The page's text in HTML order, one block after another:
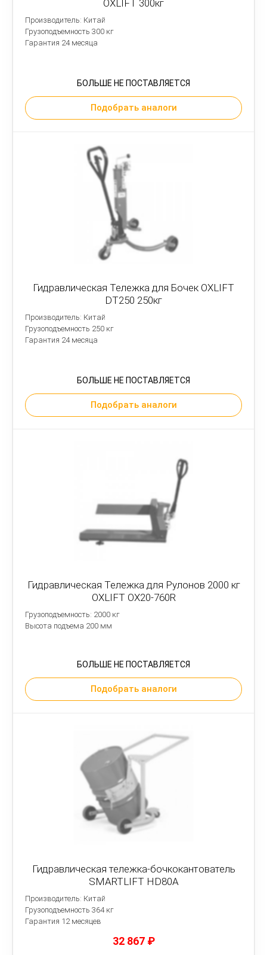
OXLIFT 300кг
Производитель: Китай
Грузоподъемность 300 кг
Гарантия 24 месяца
БОЛЬШЕ НЕ ПОСТАВЛЯЕТСЯ
Подобрать аналоги
Гидравлическая Тележка для Бочек OXLIFT
DT250 250кг
Производитель: Китай
Грузоподъемность 250 кг
Гарантия 24 месяца
БОЛЬШЕ НЕ ПОСТАВЛЯЕТСЯ
Подобрать аналоги
Гидравлическая Тележка для Рулонов 2000 кг
OXLIFT OX20-760R
Грузоподъемность: 2000 кг
Высота подъема 200 мм
БОЛЬШЕ НЕ ПОСТАВЛЯЕТСЯ
Подобрать аналоги
Гидравлическая тележка-бочкокантователь
SMARTLIFT HD80A
Производитель: Китай
Грузоподъемность 364 кг
Гарантия 12 месяцев
32 867 ₽